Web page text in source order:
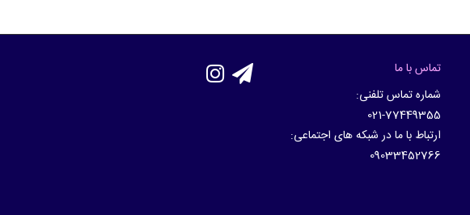
تماس با ما
شماره تماس تلفنی:
021-77449355
ارتباط با ما در شبکه های اجتماعی:
09033452766